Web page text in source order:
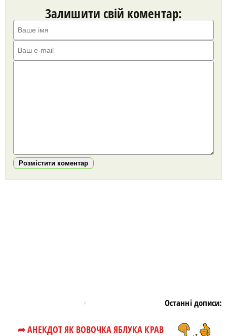
Залишити свій коментар:
Розмістити коментар
Останні дописи:
➦ АНЕКДОТ ЯК ВОВОЧКА ЯБЛУКА КРАВ